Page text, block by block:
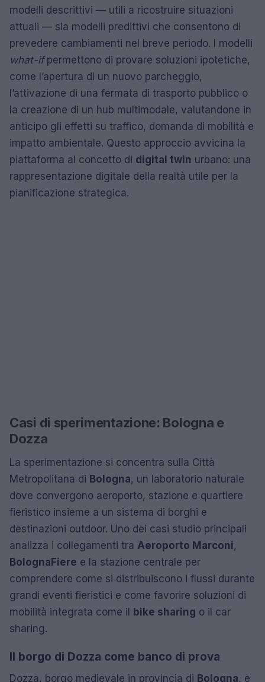
modelli descrittivi — utili a ricostruire situazioni
attuali — sia modelli predittivi che consentono di
prevedere cambiamenti nel breve periodo. I modelli
what-ifpermettono di provare soluzioni ipotetiche,
come l’apertura di un nuovo parcheggio,
l’attivazione di una fermata di trasporto pubblico o
la creazione di un hub multimodale, valutandone in
anticipo gli effetti su traffico, domanda di mobilità e
impatto ambientale. Questo approccio avvicina la
piattaforma al concetto di digital twin urbano: una
rappresentazione digitale della realtà utile per la
pianificazione strategica.
Casi di sperimentazione: Bologna e
Dozza
La sperimentazione si concentra sulla Città
Metropolitana di Bologna, un laboratorio naturale
dove convergono aeroporto, stazione e quartiere
fieristico insieme a un sistema di borghi e
destinazioni outdoor. Uno dei casi studio principali
analizza i collegamenti tra Aeroporto Marconi,
BolognaFiere e la stazione centrale per
comprendere come si distribuiscono i flussi durante
grandi eventi fieristici e come favorire soluzioni di
mobilità integrata come il bike sharing o il car
sharing.
Il borgo di Dozza come banco di prova
Dozza, borgo medievale in provincia di Bologna, è